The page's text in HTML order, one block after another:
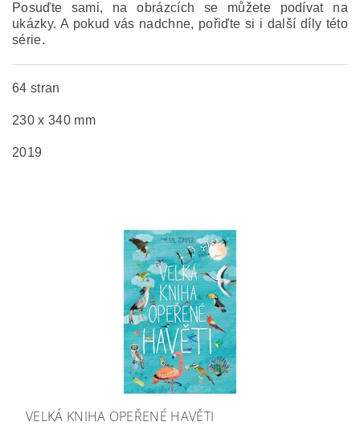
Posuďte sami, na obrázcích se můžete podívat na
ukázky. A pokud vás nadchne, pořiďte si i další díly této
série.
64 stran
230 x 340 mm
2019
VELKÁ KNIHA OPEŘENÉ HAVĚTI